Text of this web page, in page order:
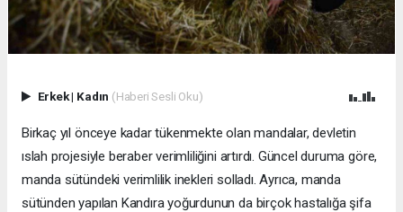
Erkek| Kadın (Haberi Sesli Oku)
Birkaç yıl önceye kadar tükenmekte olan mandalar, devletin
ıslah projesiyle beraber verimliliğini artırdı. Güncel duruma göre,
manda sütündeki verimlilik inekleri solladı. Ayrıca, manda
sütünden yapılan Kandıra yoğurdunun da birçok hastalığa şifa